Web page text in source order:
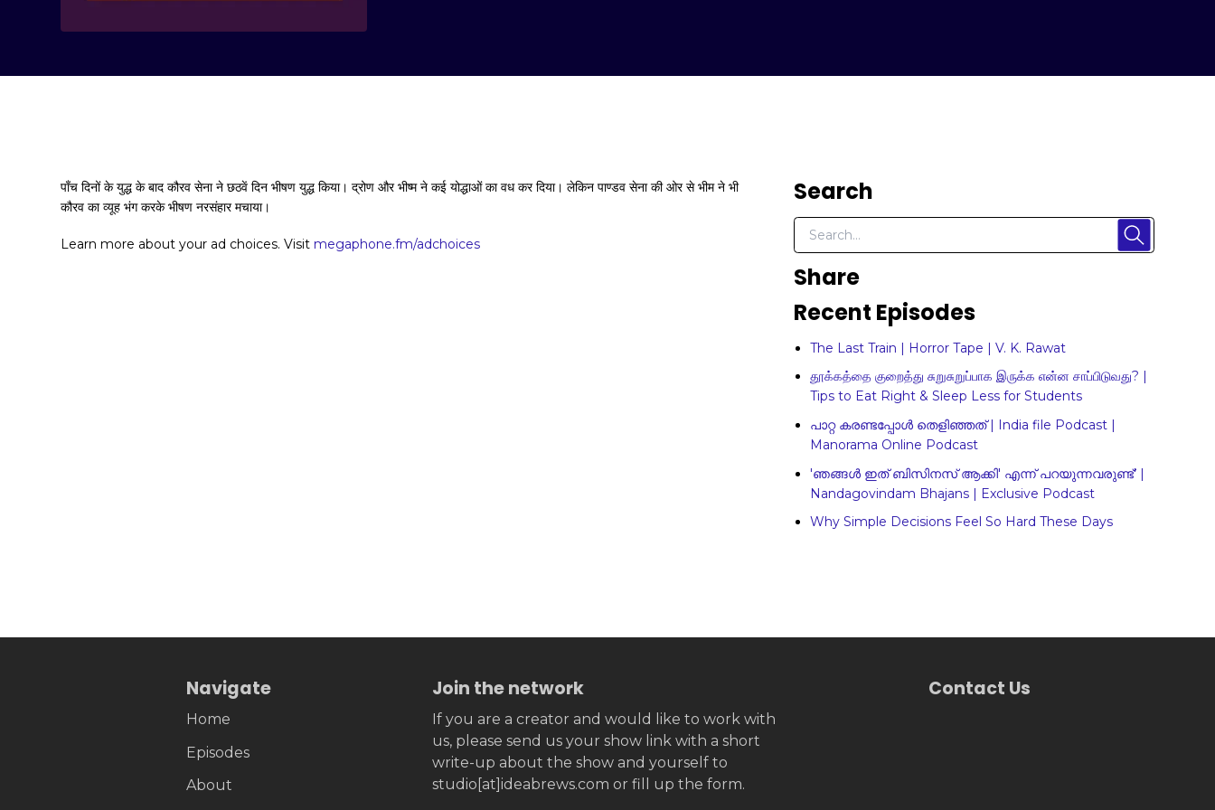
पाँच दिनों के युद्ध के बाद कौरव सेना ने छठवें दिन भीषण युद्ध किया। द्रोण और भीष्म ने कई योद्धाओं का वध कर दिया। लेकिन पाण्डव सेना की ओर से भीम ने भी
कौरव का व्यूह भंग करके भीषण नरसंहार मचाया।
Learn more about your ad choices. Visit megaphone.fm/adchoices
Search
Share
Recent Episodes
The Last Train | Horror Tape | V. K. Rawat
தூக்கத்தை குறைத்து சுறுசுறுப்பாக இருக்க என்ன சாப்பிடுவது? |
Tips to Eat Right & Sleep Less for Students
പാറ്റ കരണ്ടപ്പോൾ തെളിഞ്ഞത് | India file Podcast |
Manorama Online Podcast
'ഞങ്ങള്‍ ഇത് ബിസിനസ് ആക്കി' എന്ന് പറയുന്നവരുണ്ട്' |
Nandagovindam Bhajans | Exclusive Podcast
Why Simple Decisions Feel So Hard These Days
Navigate
Home
Episodes
About
Join the network
If you are a creator and would like to work with
us, please send us your show link with a short
write-up about the show and yourself to
studio[at]ideabrews.com or fill up the form.
Contact Us